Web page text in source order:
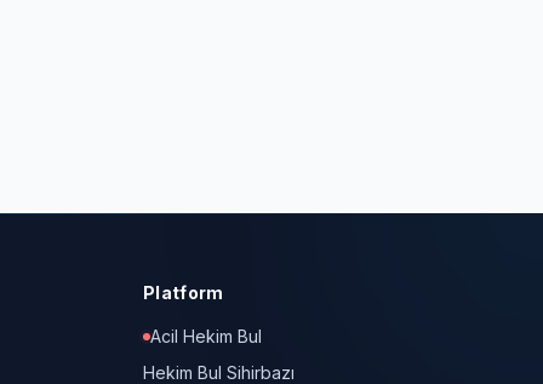
Platform
Acil Hekim Bul
Hekim Bul Sihirbazı